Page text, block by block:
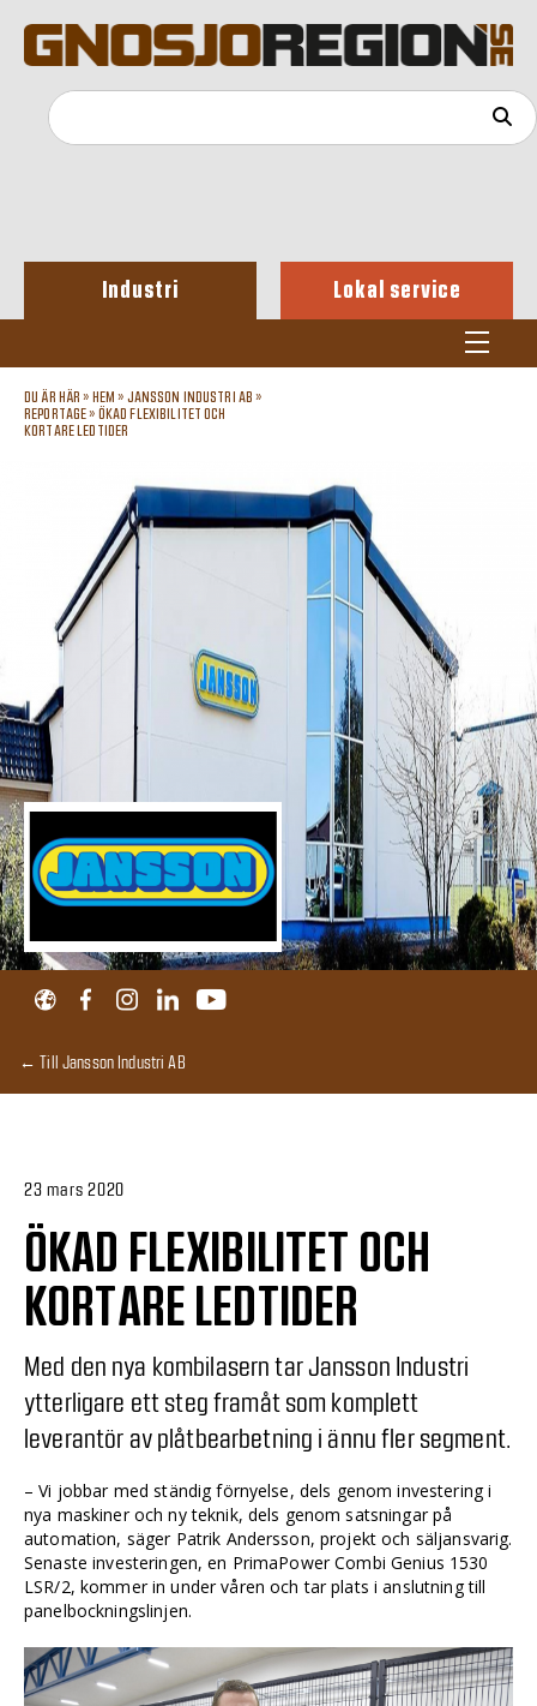
Industri Lokal service
DU ÄR HÄR » HEM » JANSSON INDUSTRI AB »
REPORTAGE» ÖKAD FLEXIBILITET OCH
KORTARE LEDTIDER
← Till Jansson Industri AB
23 mars 2020
ÖKAD FLEXIBILITET OCH
KORTARE LEDTIDER
Med den nya kombilasern tar Jansson Industri
ytterligare ett steg framåt som komplett
leverantör av plåtbearbetning i ännu fler segment.
– Vi jobbar med ständig förnyelse, dels genom investering i
nya maskiner och ny teknik, dels genom satsningar på
automation, säger Patrik Andersson, projekt och säljansvarig.
Senaste investeringen, en PrimaPower Combi Genius 1530
LSR/2, kommer in under våren och tar plats i anslutning till
panelbockningslinjen.